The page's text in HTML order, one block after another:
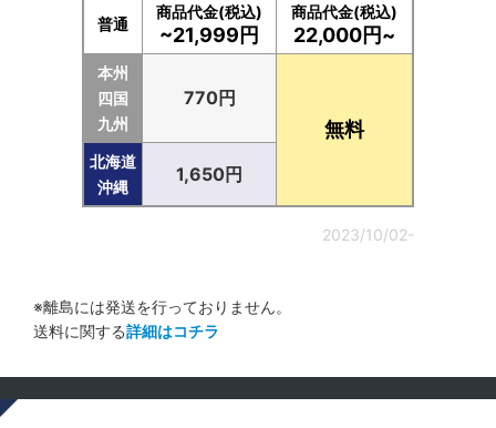
普通
商品代金(税込)
~21,999円
商品代金(税込)
22,000円~
本州
四国
九州
770円
無料
北海道
沖縄
1,650円
2023/10/02-
※離島には発送を行っておりません。
送料に関する詳細はコチラ